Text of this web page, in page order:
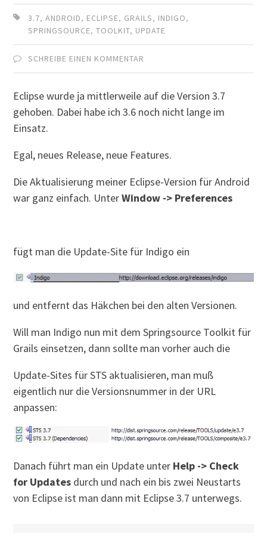
3.7,ANDROID, ECLIPSE, GRAILS, INDIGO,
SPRINGSOURCE,TOOLKIT, UPDATE
SCHREIBE EINEN KOMMENTAR
Eclipse wurde ja mittlerweile auf die Version 3.7
gehoben. Dabei habe ich 3.6 noch nicht lange im
Einsatz.
Egal, neues Release, neue Features.
Die Aktualisierung meiner Eclipse-Version für Android
war ganz einfach. UnterWindow -> Preferences
fügt man die Update-Site für Indigo ein
und entfernt das Häkchen bei den alten Versionen.
Will man Indigo nun mit dem Springsource Toolkit für
Grails einsetzen, dann sollte man vorher auch die
Update-Sites für STS aktualisieren, man muß
eigentlich nur die Versionsnummer in der URL
anpassen:
Danach führt man ein Update unter Help -> Check
for Updates durch und nach ein bis zwei Neustarts
von Eclipse ist man dann mit Eclipse 3.7 unterwegs.